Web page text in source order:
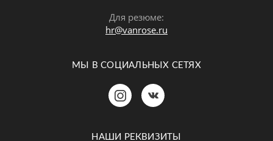
Для резюме:
hr@vanrose.ru
МЫ В СОЦИАЛЬНЫХ СЕТЯХ
НАШИ РЕКВИЗИТЫ
Позвонить Telegram